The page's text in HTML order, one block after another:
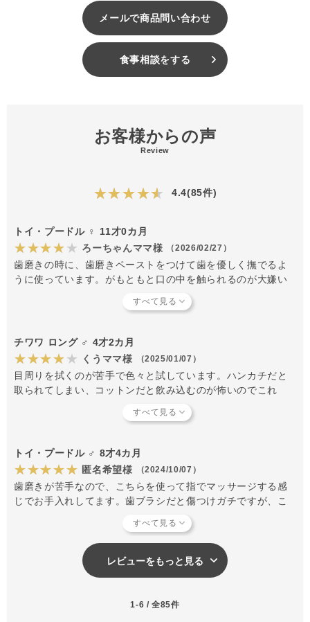
メールで商品問い合わせ
食事相談をする
お客様からの声
Review
★★★★★ 4.4(85件)
トイ・プードル ♀ 11才0カ月
★★★★★ ろーちゃんママ様 （2026/02/27）
歯磨きの時に、歯磨きペーストをつけて歯を優しく撫でるよ
うに使っています。がもともと口の中を触られるのが大嫌い
ので、肌触りはいいですが、消耗も早いです。
チワワ ロング ♂ 4才2カ月
★★★★★ くうママ様 （2025/01/07）
目周りを拭くのが苦手で色々と試しています。ハンカチだと
取られてしまい、コットンだと飲み込むのが怖いのでこれ
た。取られてしまう事もありますが、指の形のガーゼを小さ
なかいい感じです。
トイ・プードル ♂ 8才4カ月
★★★★★ 匿名希望様 （2024/10/07）
歯磨きが苦手なので、こちらを使って指でマッサージする感
じでお手入れしてます。歯ブラシだと傷つけガチですが、こ
レビューをもっと見る
1-6 / 全85件